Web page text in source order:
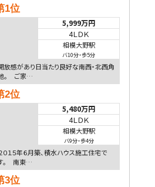
1位
5,999万円
4ＬＤＫ
相模大野駅
バ10分・歩5分
放感があり日当たり良好な南西・北西角
。 ご家…
2位
5,480万円
4ＬＤＫ
相模大野駅
バ9分・歩4分
０１５年６月築、積水ハウス施工住宅で
。 南東…
3位